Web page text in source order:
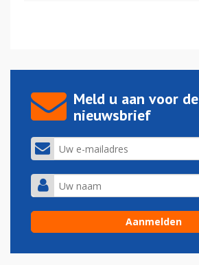
Meld u aan voor de
nieuwsbrief